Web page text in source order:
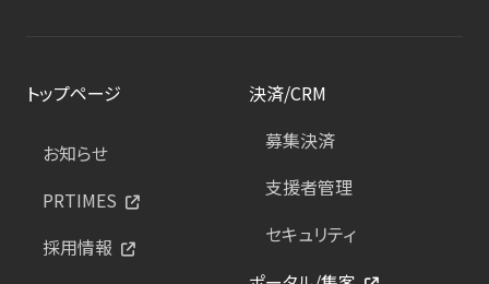
トップページ
お知らせ
PRTIMES
採用情報
決済/CRM
募集決済
支援者管理
セキュリティ